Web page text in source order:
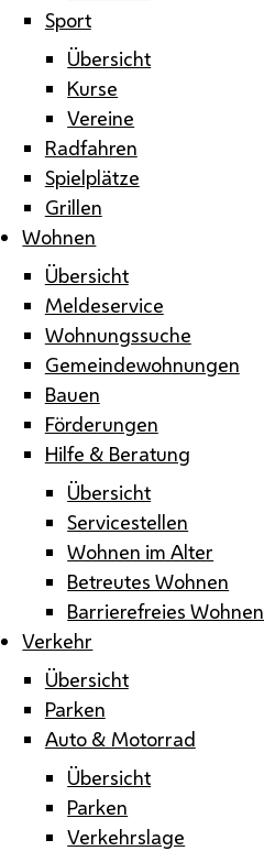
Sport
Übersicht
Kurse
Vereine
Radfahren
Spielplätze
Grillen
Wohnen
Übersicht
Meldeservice
Wohnungssuche
Gemeindewohnungen
Bauen
Förderungen
Hilfe & Beratung
Übersicht
Servicestellen
Wohnen im Alter
Betreutes Wohnen
Barrierefreies Wohnen
Verkehr
Übersicht
Parken
Auto & Motorrad
Übersicht
Parken
Verkehrslage